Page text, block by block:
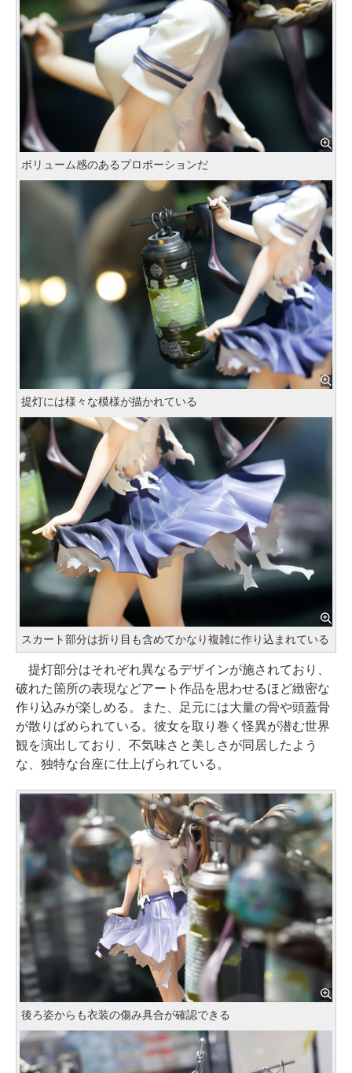
ボリューム感のあるプロポーションだ
提灯には様々な模様が描かれている
スカート部分は折り目も含めてかなり複雑に作り込まれている
提灯部分はそれぞれ異なるデザインが施されており、
破れた箇所の表現などアート作品を思わせるほど緻密な
作り込みが楽しめる。また、足元には大量の骨や頭蓋骨
が散りばめられている。彼女を取り巻く怪異が潜む世界
観を演出しており、不気味さと美しさが同居したよう
な、独特な台座に仕上げられている。
後ろ姿からも衣装の傷み具合が確認できる